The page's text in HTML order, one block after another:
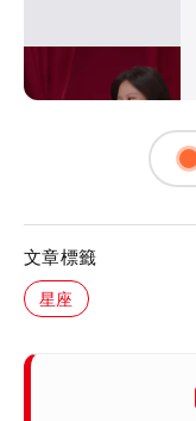
文章標籤
星座